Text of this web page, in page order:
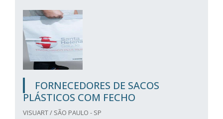
FORNECEDORES DE SACOS
PLÁSTICOS COM FECHO
VISUART / SÃO PAULO - SP